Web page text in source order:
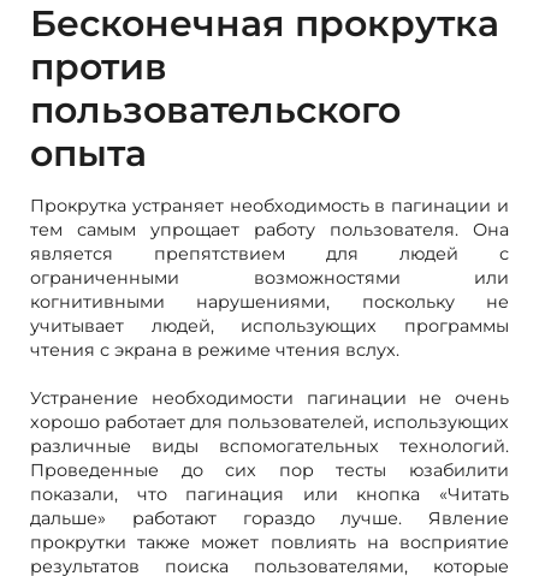
Бесконечная прокрутка
против
пользовательского
опыта
Прокрутка устраняет необходимость в пагинации и
тем самым упрощает работу пользователя. Она
является препятствием для людей с
ограниченными возможностями или
когнитивными нарушениями, поскольку не
учитывает людей, использующих программы
чтения с экрана в режиме чтения вслух.
Устранение необходимости пагинации не очень
хорошо работает для пользователей, использующих
различные виды вспомогательных технологий.
Проведенные до сих пор тесты юзабилити
показали, что пагинация или кнопка «Читать
дальше» работают гораздо лучше. Явление
прокрутки также может повлиять на восприятие
результатов поиска пользователями, которые